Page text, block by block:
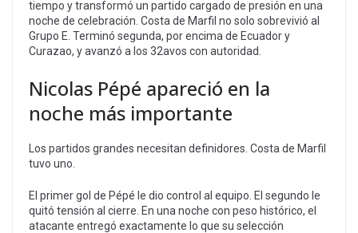
tiempo y transformó un partido cargado de presión en una
noche de celebración. Costa de Marfil no solo sobrevivió al
Grupo E. Terminó segunda, por encima de Ecuador y
Curazao, y avanzó a los 32avos con autoridad.
Nicolas Pépé apareció en la
noche más importante
Los partidos grandes necesitan definidores. Costa de Marfil
tuvo uno.
El primer gol de Pépé le dio control al equipo. El segundo le
quitó tensión al cierre. En una noche con peso histórico, el
atacante entregó exactamente lo que su selección